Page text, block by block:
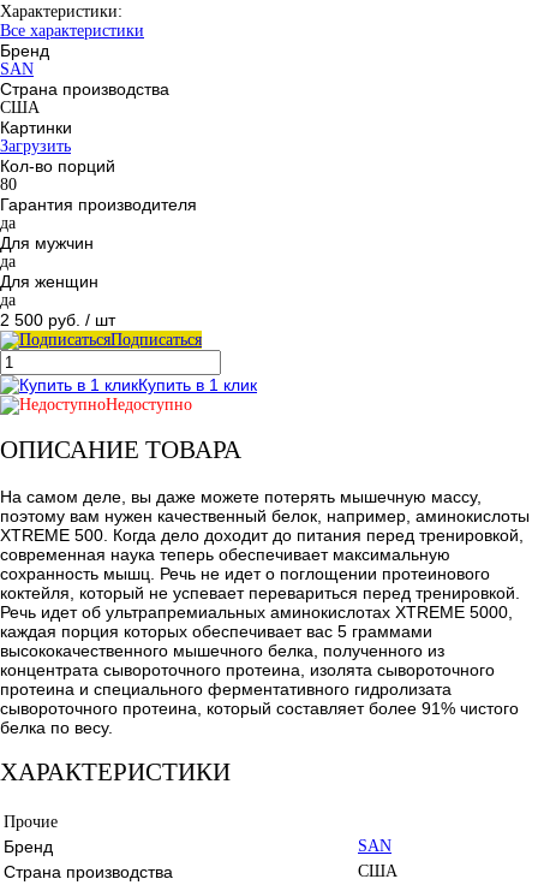
Характеристики:
Все характеристики
Бренд
SAN
Страна производства
США
Картинки
Загрузить
Кол-во порций
80
Гарантия производителя
да
Для мужчин
да
Для женщин
да
2 500 руб. / шт
Подписаться
Купить в 1 клик
Недоступно
ОПИСАНИЕ ТОВАРА
На самом деле, вы даже можете потерять мышечную массу,
поэтому вам нужен качественный белок, например, аминокислоты
XTREME 500. Когда дело доходит до питания перед тренировкой,
современная наука теперь обеспечивает максимальную
сохранность мышц. Речь не идет о поглощении протеинового
коктейля, который не успевает перевариться перед тренировкой.
Речь идет об ультрапремиальных аминокислотах XTREME 5000,
каждая порция которых обеспечивает вас 5 граммами
высококачественного мышечного белка, полученного из
концентрата сывороточного протеина, изолята сывороточного
протеина и специального ферментативного гидролизата
сывороточного протеина, который составляет более 91% чистого
белка по весу.
ХАРАКТЕРИСТИКИ
Прочие
Бренд SAN
Страна производства США